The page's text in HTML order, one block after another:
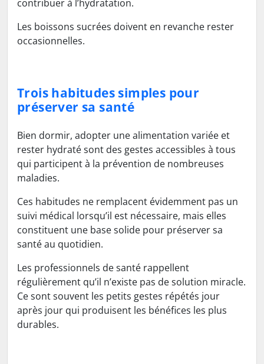
contribuer à l’hydratation.
Les boissons sucrées doivent en revanche rester
occasionnelles.
Trois habitudes simples pour
préserver sa santé
Bien dormir, adopter une alimentation variée et
rester hydraté sont des gestes accessibles à tous
qui participent à la prévention de nombreuses
maladies.
Ces habitudes ne remplacent évidemment pas un
suivi médical lorsqu’il est nécessaire, mais elles
constituent une base solide pour préserver sa
santé au quotidien.
Les professionnels de santé rappellent
régulièrement qu’il n’existe pas de solution miracle.
Ce sont souvent les petits gestes répétés jour
après jour qui produisent les bénéfices les plus
durables.